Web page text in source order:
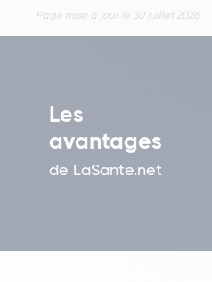
Page mise à jour le 30 juillet 2026
Les
avantages
de LaSante.net